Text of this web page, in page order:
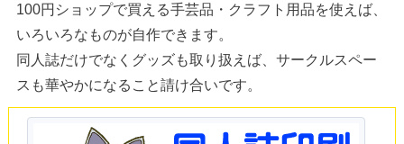
100円ショップで買える手芸品・クラフト用品を使えば、
いろいろなものが自作できます。
同人誌だけでなくグッズも取り扱えば、サークルスペー
スも華やかになること請け合いです。